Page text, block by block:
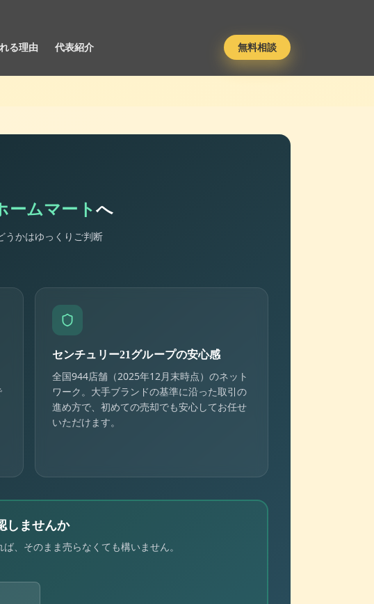
る理由 代表紹介 無料相談
ームマートへ
うかはゆっくりご判断
センチュリー21グループの安心感
全国944店舗（2025年12月末時点）のネット
ワーク。大手ブランドの基準に沿った取引の
進め方で、初めての売却でも安心してお任せ
いただけます。
しませんか
、そのまま売らなくても構いません。